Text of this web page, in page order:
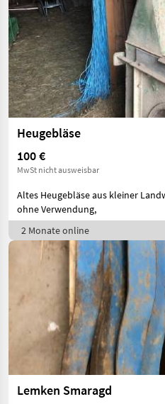
Heugebläse
100 €
MwSt nicht ausweisbar
Altes Heugebläse aus kleiner
ohne Verwendung,
2 Monate online
Lemken Smaragd